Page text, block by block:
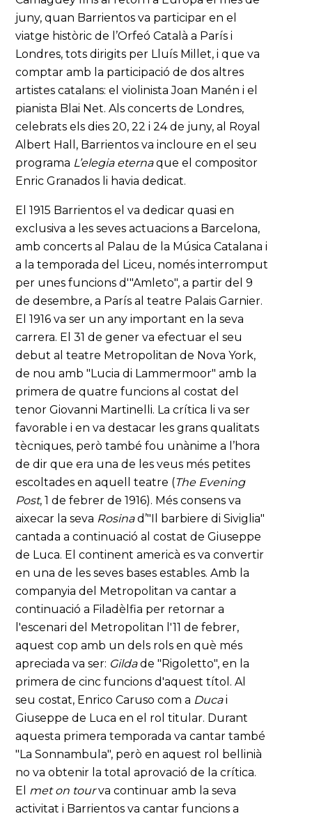
juny, quan Barrientos va participar en el
viatge històric de l’Orfeó Català a París i
Londres, tots dirigits per Lluís Millet, i que va
comptar amb la participació de dos altres
artistes catalans: el violinista Joan Manén i el
pianista Blai Net. Als concerts de Londres,
celebrats els dies 20, 22 i 24 de juny, al Royal
Albert Hall, Barrientos va incloure en el seu
programa L’elegia eternaque el compositor
Enric Granados li havia dedicat.
El 1915 Barrientos el va dedicar quasi en
exclusiva a les seves actuacions a Barcelona,
amb concerts al Palau de la Música Catalana i
a la temporada del Liceu, només interromput
per unes funcions d'"Amleto", a partir del 9
de desembre, a París al teatre Palais Garnier.
El 1916 va ser un any important en la seva
carrera. El 31 de gener va efectuar el seu
debut al teatre Metropolitan de Nova York,
de nou amb "Lucia di Lammermoor" amb la
primera de quatre funcions al costat del
tenor Giovanni Martinelli. La crítica li va ser
favorable i en va destacar les grans qualitats
tècniques, però també fou unànime a l’hora
de dir que era una de les veus més petites
escoltades en aquell teatre (The Evening
Post, 1 de febrer de 1916). Més consens va
aixecar la seva Rosinad’"Il barbiere di Siviglia"
cantada a continuació al costat de Giuseppe
de Luca. El continent americà es va convertir
en una de les seves bases estables. Amb la
companyia del Metropolitan va cantar a
continuació a Filadèlfia per retornar a
l'escenari del Metropolitan l'11 de febrer,
aquest cop amb un dels rols en què més
apreciada va ser: Gildade "Rigoletto", en la
primera de cinc funcions d'aquest títol. Al
seu costat, Enrico Caruso com a Ducai
Giuseppe de Luca en el rol titular. Durant
aquesta primera temporada va cantar també
"La Sonnambula", però en aquest rol bellinià
no va obtenir la total aprovació de la crítica.
El met on tourva continuar amb la seva
activitat i Barrientos va cantar funcions a